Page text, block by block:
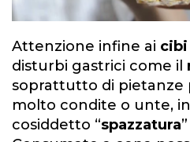
Attenzione infine ai cibi
disturbi gastrici come il
soprattutto di pietanze
molto condite o unte,
cosiddetto “spazzatura